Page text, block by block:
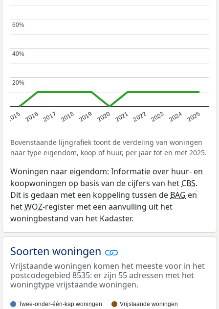
2015 2016 2017 2018 2019 2020 2021 2022 2023 2024 2025
20%
20%
40%
40%
60%
60%
Bovenstaande lijngrafiek toont de verdeling van woningen
naar type eigendom, koop of huur, per jaar tot en met 2025.
Woningen naar eigendom: Informatie over huur- en
koopwoningen op basis van de cijfers van het CBS.
Dit is gedaan met een koppeling tussen de BAG en
hetWOZ-register met een aanvulling uit het
woningbestand van het Kadaster.
Soorten woningen
Vrijstaande woningen komen het meeste voor in het
postcodegebied 8535: er zijn 55 adressen met het
woningtype vrijstaande woningen.
Twee-onder-één-kap woningen Vrijstaande woningen